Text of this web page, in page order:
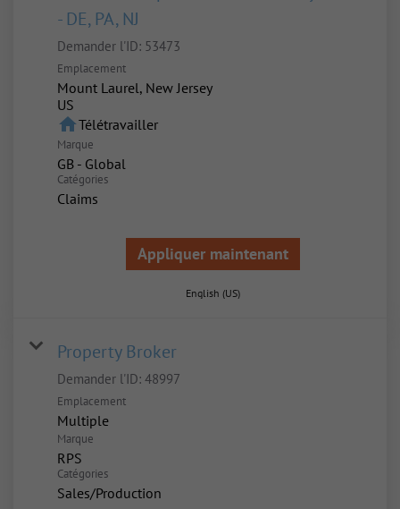
- DE, PA, NJ
Demander l'ID: 53473
Emplacement
Mount Laurel, New Jersey
homeTélétravailler
Marque
GB - Global
Catégories
Claims
Appliquer maintenant
English (US)
Property Broker
Demander l'ID: 48997
Emplacement
Multiple
Marque
RPS
Catégories
Sales/Production